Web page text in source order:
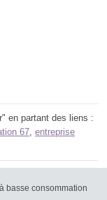
en partant des liens :
67, entreprise
basse consommation